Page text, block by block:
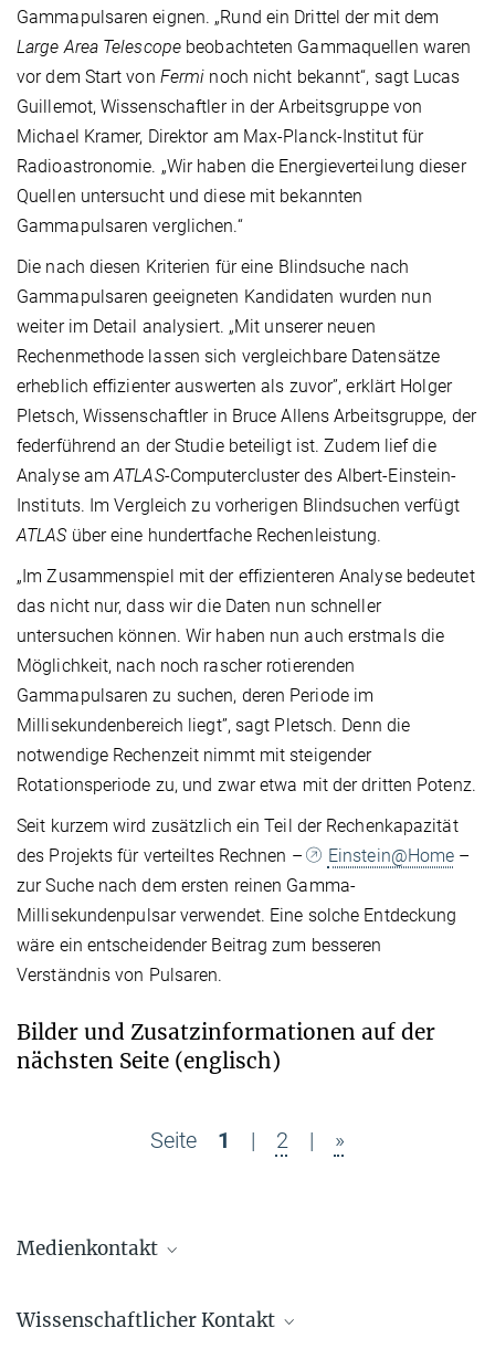
Gammapulsaren eignen. „Rund ein Drittel der mit dem
Large Area Telescope beobachteten Gammaquellen waren
vor dem Start von Fermi noch nicht bekannt“, sagt Lucas
Guillemot, Wissenschaftler in der Arbeitsgruppe von
Michael Kramer, Direktor am Max-Planck-Institut für
Radioastronomie. „Wir haben die Energieverteilung dieser
Quellen untersucht und diese mit bekannten
Gammapulsaren verglichen.“
Die nach diesen Kriterien für eine Blindsuche nach
Gammapulsaren geeigneten Kandidaten wurden nun
weiter im Detail analysiert. „Mit unserer neuen
Rechenmethode lassen sich vergleichbare Datensätze
erheblich effizienter auswerten als zuvor”, erklärt Holger
Pletsch, Wissenschaftler in Bruce Allens Arbeitsgruppe, der
federführend an der Studie beteiligt ist. Zudem lief die
Analyse amATLAS-Computercluster des Albert-Einstein-
Instituts. Im Vergleich zu vorherigen Blindsuchen verfügt
ATLAS über eine hundertfache Rechenleistung.
„Im Zusammenspiel mit der effizienteren Analyse bedeutet
das nicht nur, dass wir die Daten nun schneller
untersuchen können. Wir haben nun auch erstmals die
Möglichkeit, nach noch rascher rotierenden
Gammapulsaren zu suchen, deren Periode im
Millisekundenbereich liegt”, sagt Pletsch. Denn die
notwendige Rechenzeit nimmt mit steigender
Rotationsperiode zu, und zwar etwa mit der dritten Potenz.
Seit kurzem wird zusätzlich ein Teil der Rechenkapazität
des Projekts für verteiltes Rechnen –
Einstein@Home –
zur Suche nach dem ersten reinen Gamma-
Millisekundenpulsar verwendet. Eine solche Entdeckung
wäre ein entscheidender Beitrag zum besseren
Verständnis von Pulsaren.
Bilder und Zusatzinformationen auf der
nächsten Seite (englisch)
Seite 1 | 2 | »
Medienkontakt
Pressereferent AEI Hannover
Wissenschaftlicher Kontakt